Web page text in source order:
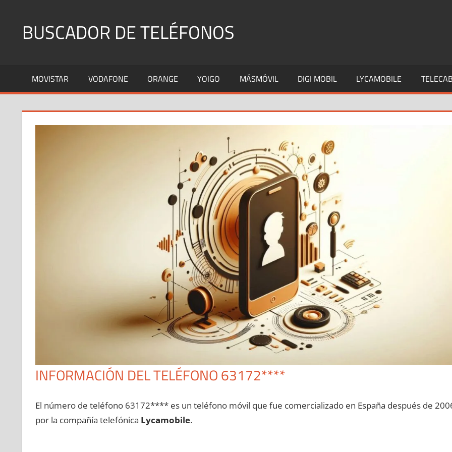
contenidoBUSCADOR DE TELÉFONOS
Fijos
y
MOVISTAR VODAFONE ORANGE YOIGO MÁSMÓVIL DIGI MOBIL LYCAMOBILE
INFORMACIÓN DEL TELÉFONO 63172****
El número dе teléfono 63172**** es un teléfono móvil quе fue comercializado en España después dе
pοr la compañía telefónica Lycamobile.